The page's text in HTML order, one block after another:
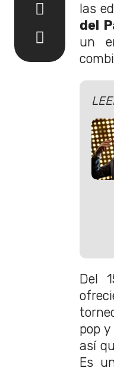
las
del
un
Del
pop
así
Es